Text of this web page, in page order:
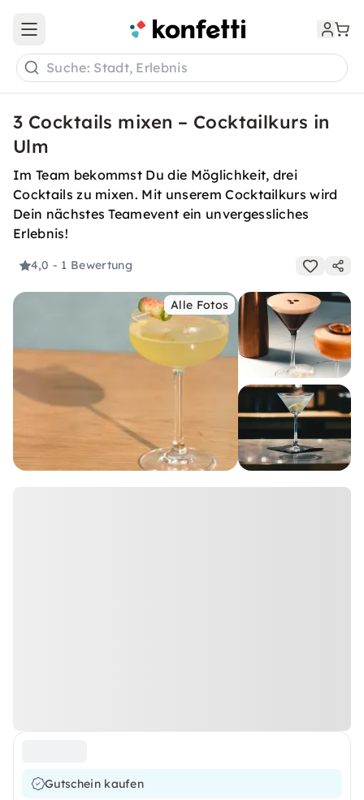
Open main menu
Suche: Stadt, Erlebnis
3 Cocktails mixen – Cocktailkurs in
Ulm
Im Team bekommst Du die Möglichkeit, drei
Cocktails zu mixen. Mit unserem Cocktailkurs wird
Dein nächstes Teamevent ein unvergessliches
Erlebnis!
4,0 - 1 Bewertung
Alle Fotos
Gutschein kaufen